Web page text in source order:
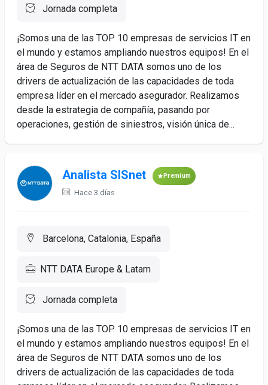
Jornada completa
¡Somos una de las TOP 10 empresas de servicios IT en
el mundo y estamos ampliando nuestros equipos! En el
área de Seguros de NTT DATA somos uno de los
drivers de actualización de las capacidades de toda
empresa líder en el mercado asegurador. Realizamos
desde la estrategia de compañía, pasando por
operaciones, gestión de siniestros, visión única de...
Analista SISnet Premium
Hace 3 días
Barcelona, Catalonia, España
NTT DATA Europe & Latam
Jornada completa
¡Somos una de las TOP 10 empresas de servicios IT en
el mundo y estamos ampliando nuestros equipos! En el
área de Seguros de NTT DATA somos uno de los
drivers de actualización de las capacidades de toda